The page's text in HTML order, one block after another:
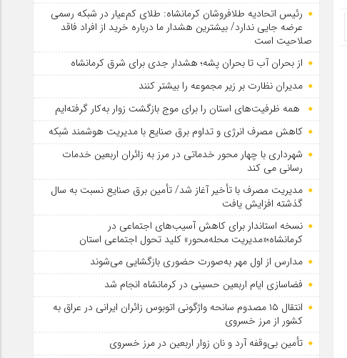
رئیس اتحادیه طلافروشان کرمانشاه: طلای کم‌عیار در شبکه رسمی
عرضه جایی ندارد/ بیشترین هشدار ما درباره خرید از افراد فاقد
صلاحیت است
از بحران آب تا بحران پشه؛ هشدار جدی برای شرق کرمانشاه
مدیران نظارت بر زیر مجموعه را بیشتر کنند
همه ظرفیت‌های استان را برای موج بازگشت زوار به‌کار گرفته‌ایم
کاهش مصرف انرژی و تداوم برق صنایع با مدیریت هوشمند شبکه
شهرداری با چهار محور خدماتی در مرز به زائران اربعین خدمات
رسانی می کند
مدیریت مصرف با تأخیر آغاز شد/ تأمین برق صنایع نسبت به سال
گذشته افزایش یافت
نسخه استاندار برای کاهش آسیب‌های اجتماعی در
کرمانشاه؛«مدیریت محله‌محور» کلید تحول اجتماعی استان
مدارس از اول مهر به‌صورت حضوری بازگشایی می‌شوند
فضاسازی ایام اربعین حسینی در کرمانشاه انجام شد
انتقال ۱۵ مصدوم سانحه واژگونی اتوبوس زائران ایرانی در عراق به
کشور از مرز خسروی
تأمین بی‌وقفه آرد و نان زوار اربعین در مرز خسروی